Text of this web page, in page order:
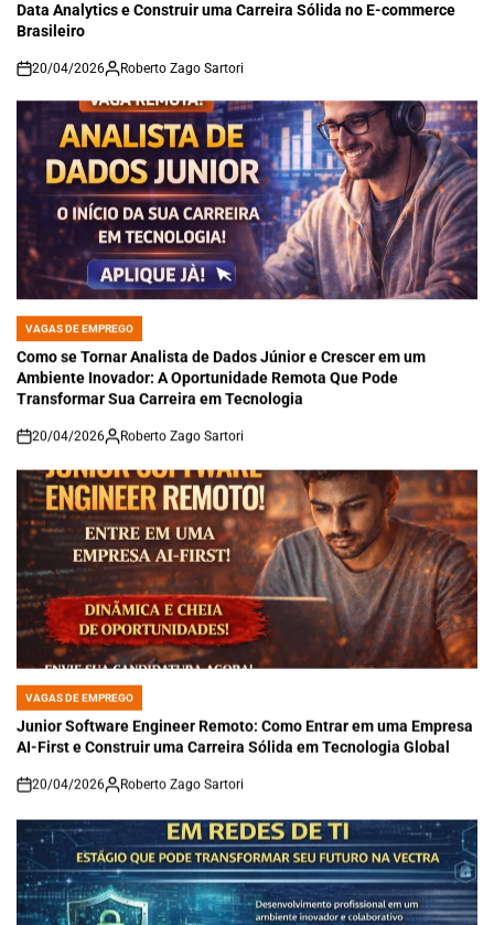
Data Analytics e Construir uma Carreira Sólida no E-commerce
Brasileiro
on
20/04/2026 Roberto Zago Sartori
POSTED
IN
VAGAS DE EMPREGO
Como se Tornar Analista de Dados Júnior e Crescer em um
Ambiente Inovador: A Oportunidade Remota Que Pode
Transformar Sua Carreira em Tecnologia
on
20/04/2026 Roberto Zago Sartori
POSTED
IN
VAGAS DE EMPREGO
Junior Software Engineer Remoto: Como Entrar em uma Empresa
AI-First e Construir uma Carreira Sólida em Tecnologia Global
on
20/04/2026 Roberto Zago Sartori